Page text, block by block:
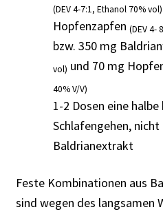
(DEV 4-7:1, Ethanol 70% vol)
Hopfenzapfen (DEV 4-
bzw. 350 mg
vol) und 70 mg
40% V/V)
1-2 Dosen eine
Schlafengehen,
Baldrianextrakt
Feste Kombinationen aus
sind wegen des langsamen